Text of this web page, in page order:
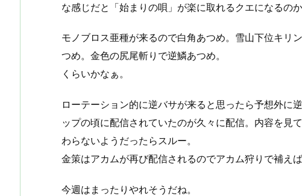
な感じだと「始まりの唄」が楽に取れるクエになるのか
モノブロス亜種が来るので白角あつめ。雪山下位キリ
つめ。金色の尻尾斬りで逆鱗あつめ。
くらいかなぁ。
ローテーション的に逆バサが来ると思ったら予想外に
ップの頃に配信されていたのが久々に配信。内容を見
わらないようだったらスルー。
金策はアカムが再び配信されるのでアカム狩りで補えば
今週はまったりやれそうだね。